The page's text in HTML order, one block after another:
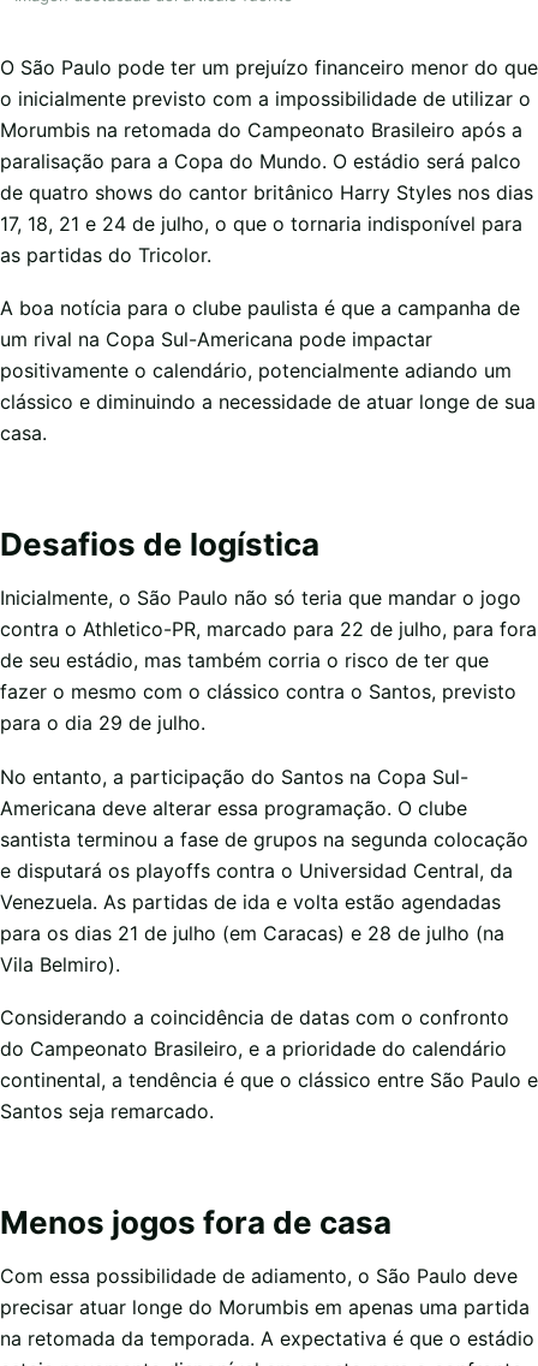
O São Paulo pode ter um prejuízo financeiro menor do que
o inicialmente previsto com a impossibilidade de utilizar o
Morumbis na retomada do Campeonato Brasileiro após a
paralisação para a Copa do Mundo. O estádio será palco
de quatro shows do cantor britânico Harry Styles nos dias
17, 18, 21 e 24 de julho, o que o tornaria indisponível para
as partidas do Tricolor.
A boa notícia para o clube paulista é que a campanha de
um rival na Copa Sul-Americana pode impactar
positivamente o calendário, potencialmente adiando um
clássico e diminuindo a necessidade de atuar longe de sua
casa.
Desafios de logística
Inicialmente, o São Paulo não só teria que mandar o jogo
contra o Athletico-PR, marcado para 22 de julho, para fora
de seu estádio, mas também corria o risco de ter que
fazer o mesmo com o clássico contra o Santos, previsto
para o dia 29 de julho.
No entanto, a participação do Santos na Copa Sul-
Americana deve alterar essa programação. O clube
santista terminou a fase de grupos na segunda colocação
e disputará os playoffs contra o Universidad Central, da
Venezuela. As partidas de ida e volta estão agendadas
para os dias 21 de julho (em Caracas) e 28 de julho (na
Vila Belmiro).
Considerando a coincidência de datas com o confronto
do Campeonato Brasileiro, e a prioridade do calendário
continental, a tendência é que o clássico entre São Paulo e
Santos seja remarcado.
Menos jogos fora de casa
Com essa possibilidade de adiamento, o São Paulo deve
precisar atuar longe do Morumbis em apenas uma partida
na retomada da temporada. A expectativa é que o estádio